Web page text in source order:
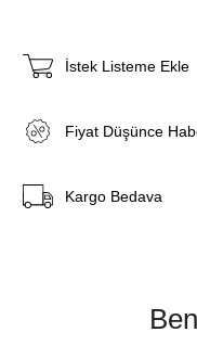
İstek Listeme Ekle
Fiyat Düşünce
Kargo Bedava